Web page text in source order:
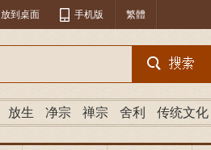
放到桌面 手机版 繁體
放生 净宗 禅宗 舍利 传统文化